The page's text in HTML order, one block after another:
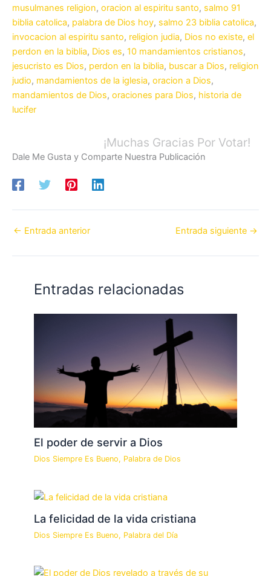
musulmanes religion, oracion al espiritu santo, salmo 91
biblia catolica, palabra de Dios hoy, salmo 23 biblia catolica,
invocacion al espiritu santo, religion judia, Dios no existe, el
perdon en la biblia, Dios es, 10 mandamientos cristianos,
jesucristo es Dios, perdon en la biblia, buscar a Dios, religion
judio, mandamientos de la iglesia, oracion a Dios,
mandamientos de Dios, oraciones para Dios, historia de
lucifer
¡Muchas Gracias Por Votar!
Dale Me Gusta y Comparte Nuestra Publicación
← Entrada anterior Entrada siguiente →
Entradas relacionadas
El poder de servir a Dios
Dios Siempre Es Bueno, Palabra de Dios
La felicidad de la vida cristiana
Dios Siempre Es Bueno, Palabra del Día